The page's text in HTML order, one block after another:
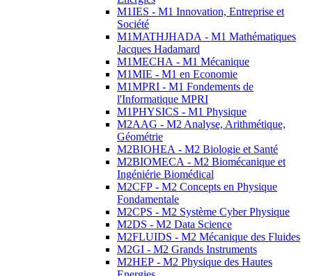
M1IES - M1 Innovation, Entreprise et
Société
M1MATHJHADA - M1 Mathématiques
Jacques Hadamard
M1MECHA - M1 Mécanique
M1MIE - M1 en Economie
M1MPRI - M1 Fondements de
l'Informatique MPRI
M1PHYSICS - M1 Physique
M2AAG - M2 Analyse, Arithmétique,
Géométrie
M2BIOHEA - M2 Biologie et Santé
M2BIOMECA - M2 Biomécanique et
Ingéniérie Biomédical
M2CFP - M2 Concepts en Physique
Fondamentale
M2CPS - M2 Système Cyber Physique
M2DS - M2 Data Science
M2FLUIDS - M2 Mécanique des Fluides
M2GI - M2 Grands Instruments
M2HEP - M2 Physique des Hautes